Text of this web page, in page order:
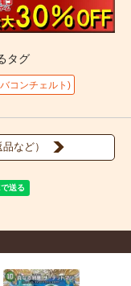
タグ
コンチェルト)
など）